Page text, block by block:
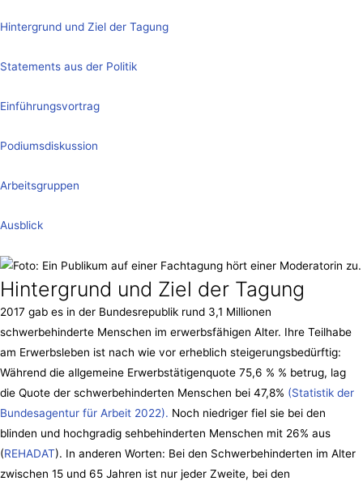
Hintergrund und Ziel der Tagung
Statements aus der Politik
Einführungsvortrag
Podiumsdiskussion
Arbeitsgruppen
Ausblick
Hintergrund und Ziel der Tagung
2017 gab es in der Bundesrepublik rund 3,1 Millionen
schwerbehinderte Menschen im erwerbsfähigen Alter. Ihre Teilhabe
am Erwerbsleben ist nach wie vor erheblich steigerungsbedürftig:
Während die allgemeine Erwerbstätigenquote 75,6 % % betrug, lag
die Quote der schwerbehinderten Menschen bei 47,8% (Statistik der
Bundesagentur für Arbeit 2022). Noch niedriger fiel sie bei den
blinden und hochgradig sehbehinderten Menschen mit 26% aus
(REHADAT). In anderen Worten: Bei den Schwerbehinderten im Alter
zwischen 15 und 65 Jahren ist nur jeder Zweite, bei den